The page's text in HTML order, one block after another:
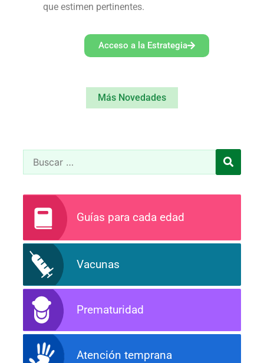
que estimen pertinentes.
Acceso a la Estrategia
Más Novedades
Guías para cada edad
Vacunas
Prematuridad
Atención temprana